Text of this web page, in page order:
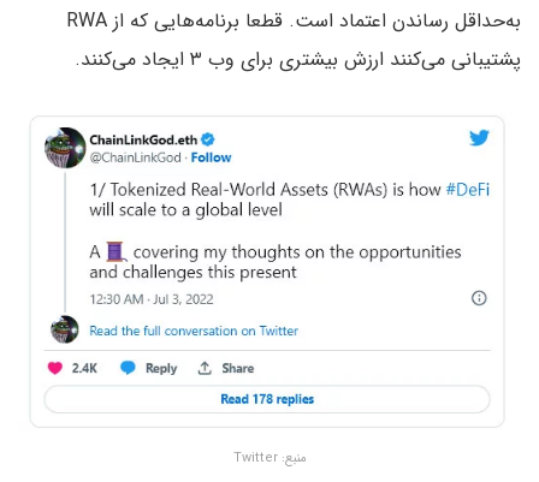
به‌حداقل رساندن اعتماد است. قطعا برنامه‌هایی که از RWA
پشتیبانی می‌کنند ارزش بیشتری برای وب ۳ ایجاد می‌کنند.
منبع: Twitter